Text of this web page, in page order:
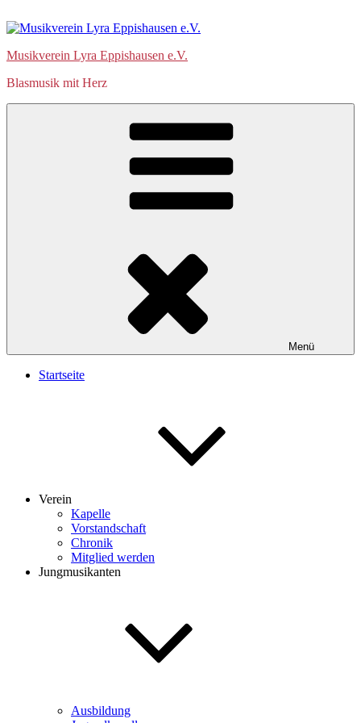
Inhalt
Musikverein Lyra Eppishausen e.V.
Blasmusik mit Herz
Menü
Startseite
Verein
Kapelle
Vorstandschaft
Chronik
Mitglied werden
Jungmusikanten
Ausbildung